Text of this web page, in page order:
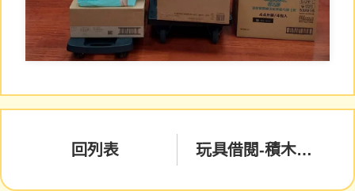
回列表 玩具借閱-積木拼圖